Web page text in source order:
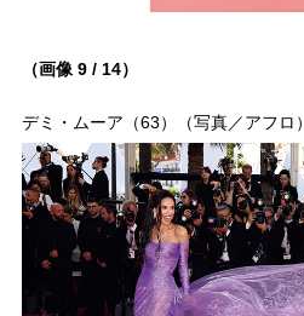
（画像 9 / 14）
デミ・ムーア（63）（写真／アフロ）